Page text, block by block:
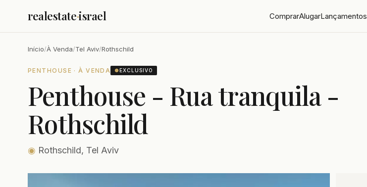
realestate·israel ComprarAlugarLançamentos
Início/À Venda/Tel Aviv/Rothschild
PENTHOUSE · À VENDA ●EXCLUSIVO
Penthouse - Rua tranquila -
Rothschild
◉ Rothschild, Tel Aviv